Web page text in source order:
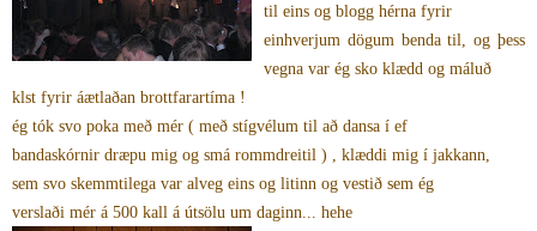
til eins og blogg hérna fyrir
einhverjum dögum benda til, og þess
vegna var ég sko klædd og máluð
klst fyrir áætlaðan brottfarartíma !
ég tók svo poka með mér ( með stígvélum til að dansa í ef
bandaskórnir dræpu mig og smá rommdreitil ) , klæddi mig í jakkann,
sem svo skemmtilega var alveg eins og litinn og vestið sem ég
verslaði mér á 500 kall á útsölu um daginn... hehe